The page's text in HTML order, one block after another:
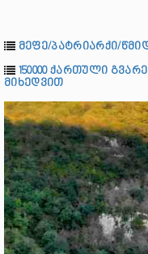
მეფე/პატრიარქი/
150000 ქართული
მიხედვით